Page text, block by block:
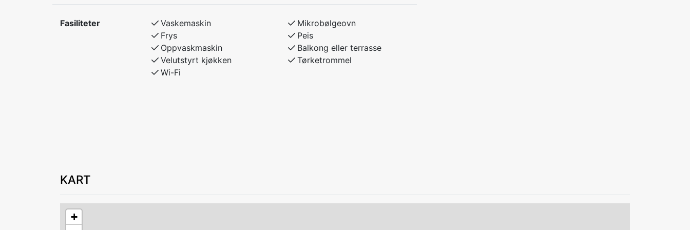
Fasiliteter Vaskemaskin
Mikrobølgeovn
Frys
Peis
Oppvaskmaskin
Balkong eller terrasse
Velutstyrt kjøkken
Tørketrommel
Wi-Fi
KART
+